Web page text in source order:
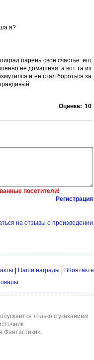
я?
парень своё счастье: его
не домашняя, а вот та из
и не стал бороться за
Оценка: 10
посетители!
Регистрация
на отзывы о произведении
Наши награды
ВКонтакте
только с указанием
Фантастики».